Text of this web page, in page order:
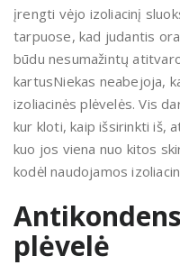
įrengti vėjo izoliacinį
tarpuose, kad judantis
būdu nesumažintų
kartusNiekas neabejoja,
izoliacinės plėvelės. Vis
kur kloti, kaip išsirinkti iš,
kuo jos viena nuo kitos
kodėl naudojamos
plėvelė